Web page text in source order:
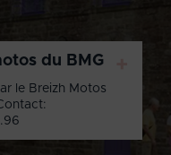
du BMG
le Breizh Motos